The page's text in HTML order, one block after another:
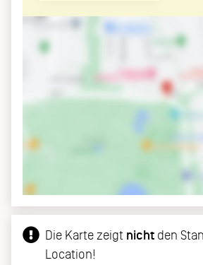
Die Karte zeigt nicht den
Location!